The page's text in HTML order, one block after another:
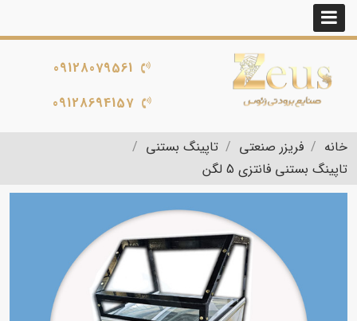
09128079561
09128694157
خانه فریزر صنعتی
تاپینگ بستنی
تاپینگ بستنی فانتزی 5 لگن